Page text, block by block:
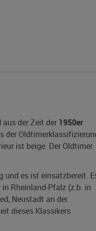
aus der Zeit der 1950er
der
ist beige. Der Oldtimer
und es ist einsatzbereit.
Rheinland-Pfalz (z.b. in
Neustadt an der
dieses Klassikers